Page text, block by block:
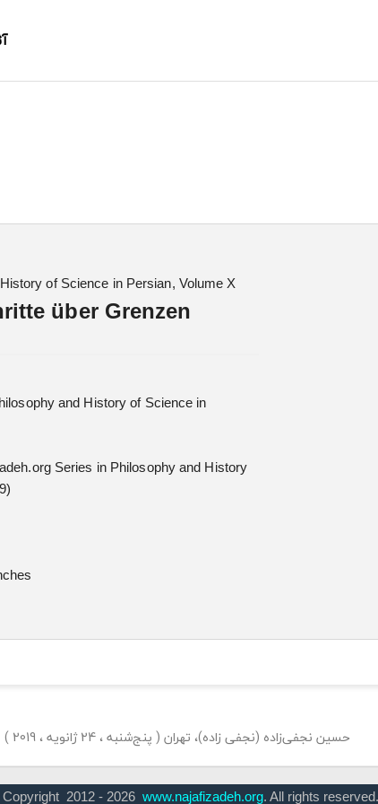
of Science in Persian, Volume X
über Grenzen
and History of Science in
Series in Philosophy and History
حسین نجفی‌زاده (نجفی زاده)، تهران ( پنج‌شنبه ، 24 ژانویه ، 2019 )
2012 - 2026 www.najafizadeh.org. All rights reserved.